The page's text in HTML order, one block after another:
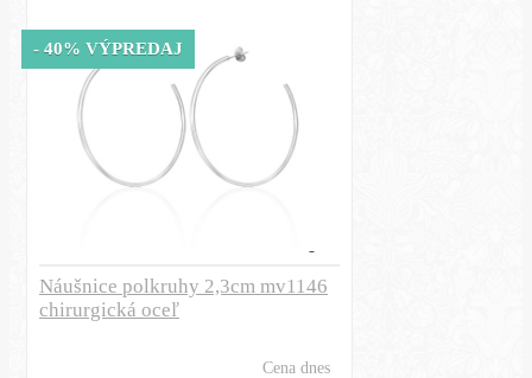
Náušnice polkruhy 2,3cm mv1146
chirurgická oceľ
Cena dnes
- 40% VÝPREDAJ